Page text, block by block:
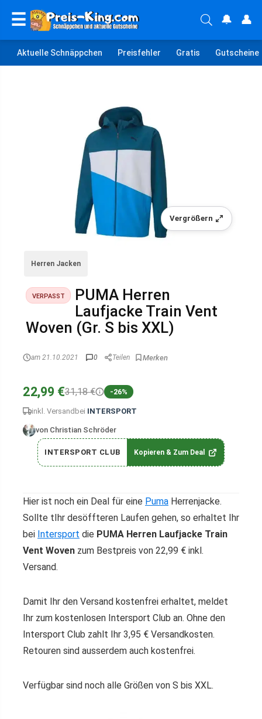
☰ 🔔 👤
Aktuelle Schnäppchen Preisfehler Gratis Gutscheine
Vergrößern
Herren Jacken
VERPASST
PUMA Herren
Laufjacke Train Vent
Woven (Gr. S bis XXL)
am 21.10.2021 0 Teilen
22,99 €31,18 € -26%
inkl. Versand bei INTERSPORT
von Christian Schröder
INTERSPORT CLUB Kopieren & Zum Deal
Hier ist noch ein Deal für eine Puma Herrenjacke.
Sollte tIhr desöffteren Laufen gehen, so erhaltet Ihr
bei Intersport die PUMA Herren Laufjacke Train
Vent Woven zum Bestpreis von 22,99 € inkl.
Versand.
Damit Ihr den Versand kostenfrei erhaltet, meldet
Ihr zum kostenlosen Intersport Club an. Ohne den
Intersport Club zahlt Ihr 3,95 € Versandkosten.
Retouren sind ausserdem auch kostenfrei.
Verfügbar sind noch alle Größen von S bis XXL.